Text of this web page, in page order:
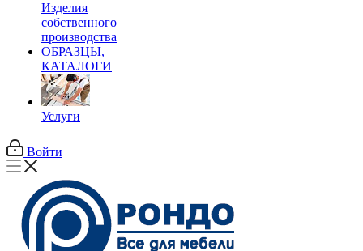
Изделия
собственного
производства
ОБРАЗЦЫ,
КАТАЛОГИ
Услуги
Войти